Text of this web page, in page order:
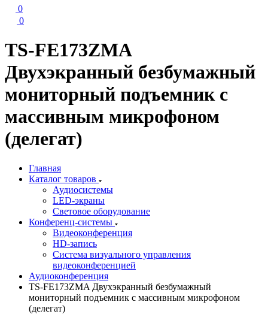
0
0
TS-FE173ZMA
Двухэкранный безбумажный
мониторный подъемник с
массивным микрофоном
(делегат)
Главная
Каталог товаров
Аудиосистемы
LED-экраны
Световое оборудование
Конференц-системы
Видеоконференция
HD-запись
Система визуального управления
видеоконференцией
Аудиоконференция
TS-FE173ZMA Двухэкранный безбумажный
мониторный подъемник с массивным микрофоном
(делегат)